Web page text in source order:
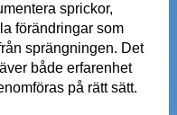
sprickor,
förändringar som
sprängningen. Det
både erfarenhet
på rätt sätt.